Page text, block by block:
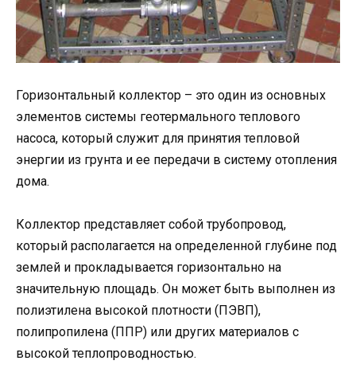
Горизонтальный коллектор – это один из основных
элементов системы геотермального теплового
насоса, который служит для принятия тепловой
энергии из грунта и ее передачи в систему отопления
дома.
Коллектор представляет собой трубопровод,
который располагается на определенной глубине под
землей и прокладывается горизонтально на
значительную площадь. Он может быть выполнен из
полиэтилена высокой плотности (ПЭВП),
полипропилена (ППР) или других материалов с
высокой теплопроводностью.